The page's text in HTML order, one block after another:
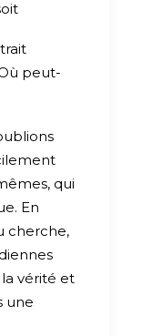
peut-
qui
En
cherche,
vérité et
une